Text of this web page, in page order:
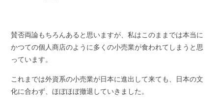
賛否両論もちろんあると思いますが、私はこのままでは本当に
かつての個人商店のように多くの小売業が食われてしまうと思
っています。
これまでは外資系の小売業が日本に進出して来ても、日本の文
化に合わず、ほぼほぼ撤退していきました。